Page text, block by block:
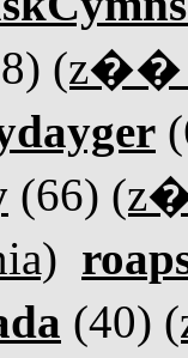
(z��
(66)
(40)